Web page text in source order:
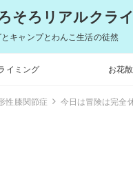
そろリアルク
キャンプとわんこ生活の徒然
イミング お花
性膝関節症 今日は冒険は完全